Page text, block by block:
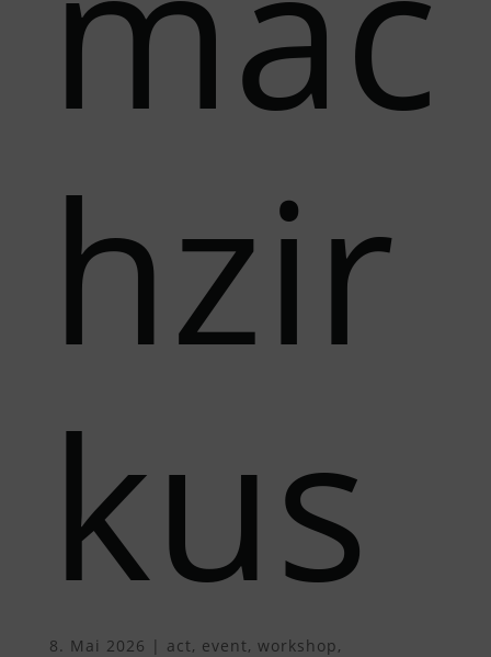
hzir
kus
8. Mai 2026 | act, event, workshop,